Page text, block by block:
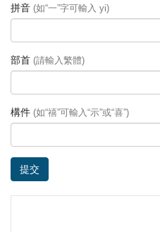
拼音 (如“一”字可輸入 yi)
部首 (請輸入繁體)
構件 (如“禧”可輸入“示”或“喜”)
提交